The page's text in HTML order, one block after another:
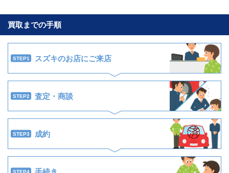
買取までの手順
STEP1 スズキのお店にご来店
STEP2 査定・商談
STEP3 成約
STEP4